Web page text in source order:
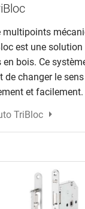
multipoints
est une
en bois. Ce
de changer le
et facilement.
TriBloc